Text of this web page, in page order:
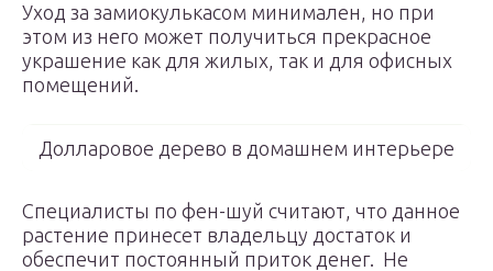
Уход за замиокулькасом минимален, но при
этом из него может получиться прекрасное
украшение как для жилых, так и для офисных
помещений.
Долларовое дерево в домашнем интерьере
Специалисты по фен-шуй считают, что данное
растение принесет владельцу достаток и
обеспечит постоянный приток денег. Не